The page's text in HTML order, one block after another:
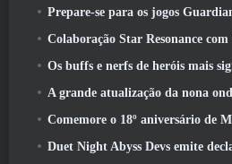
Prepare-se para os jogos
Colaboração Star Resonance
Os buffs e nerfs de heróis mais
A grande atualização da nona onda do War Thunder melhora a aparência
Comemore o 18º aniversário de Mabinogi com três
Duet Night Abyss Devs emite declaração oficial sobre recente